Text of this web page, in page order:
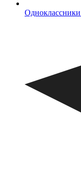
Одноклассники